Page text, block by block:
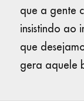
que a gente
insistindo ao
que
gera aquele